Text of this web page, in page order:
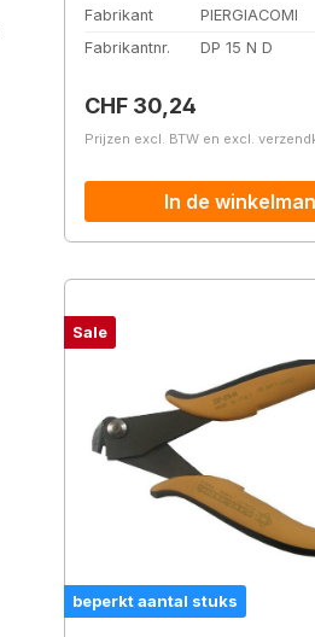
Fabrikant
PIERGIACOMI
Fabrikantnr.
DP 15 N D
Normale prijs:
CHF 30,24
Prijzen excl. BTW en excl.
In de
Sale
beperkt aantal stuks